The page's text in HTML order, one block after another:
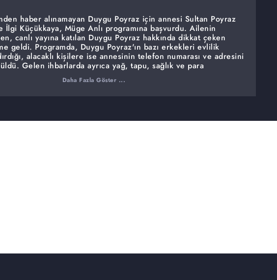
haber alınamayan Duygu Poyraz için annesi Sultan Poyraz
İlgi Küçükkaya, Müge Anlı programına başvurdu. Ailenin
canlı yayına katılan Duygu Poyraz hakkında dikkat çeken
geldi. Programda, Duygu Poyraz'ın bazı erkekleri evlilik
alacaklı kişilere ise annesinin telefon numarası ve adresini
Gelen ihbarlarda ayrıca yağ, tapu, sağlık ve para
iddiaları da gündeme taşındı. Canlı yayında konuşan Duygu
suçlamaları reddederek kimseden para almadığını savundu.
Daha Fazla Göster ...